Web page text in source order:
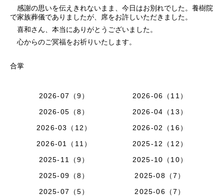
感謝の思いを伝えきれないまま、今日はお別れでした。養樹院
で家族葬儀でありましたが、席をお許しいただきました。
喜和さん、本当にありがとうございました。
心からのご冥福をお祈りいたします。
合掌
2026-07（9）
2026-06（11）
2026-05（8）
2026-04（13）
2026-03（12）
2026-02（16）
2026-01（11）
2025-12（12）
2025-11（9）
2025-10（10）
2025-09（8）
2025-08（7）
2025-07（5）
2025-06（7）